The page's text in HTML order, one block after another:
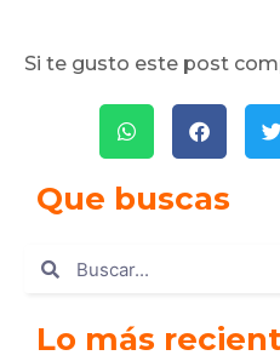
Si te gusto este post
Que buscas
Lo más